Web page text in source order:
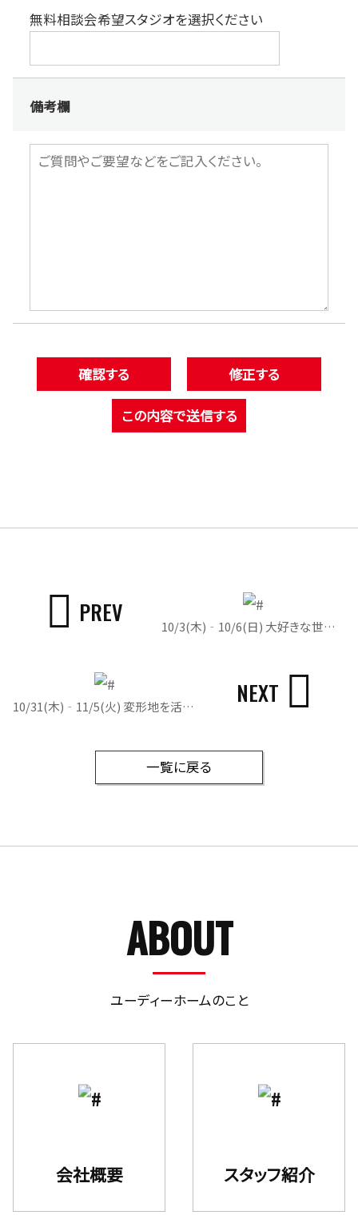
無料相談会希望スタジオを選択ください
備考欄
10/3(木)‐10/6(日) 大好きな世界観を詰め込んだナチュラルフレンチな平屋
PREV
10/31(木)‐11/5(火) 変形地を活かしたシンプルモダンな平屋 NEXT
一覧に戻る
ABOUT
ユーディーホームのこと
会社概要 スタッフ紹介